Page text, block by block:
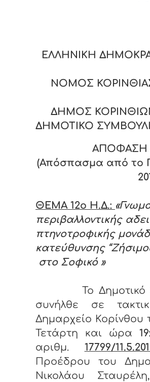
ΕΛΛΗΝΙΚΗ
ΝΟΜΟΣ
ΔΗΜΟΣ
ΔΗΜΟΤΙΚΟ
ΑΠΟΦΑΣΗ
(Απόσπασμα από το
ΘΕΜΑ 12ο Η.Δ.:
περιβαλλοντικής
πτηνοτροφικής
κατεύθυνσης
στο Σοφικό »
Το Δημοτικό
συνήλθε σε
Δημαρχείο Κορίνθου
Τετάρτη και ώρα
αριθμ. 17799/
Προέδρου του
Νικολάου